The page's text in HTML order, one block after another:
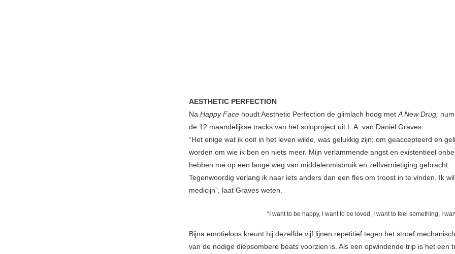
AESTHETIC PERFECTION
Na Happy Face houdt Aesthetic Perfection de glimlach hoog met A New Drug,
de 12 maandelijkse tracks van het soloproject uit L.A. van Daniël Graves.
“Het enige wat ik ooit in het leven wilde, was gelukkig zijn; om geaccepteerd en
worden om wie ik ben en niets meer. Mijn verlammende angst en existentieel
hebben me op een lange weg van middelenmisbruik en zelfvernietiging gebracht.
Tegenwoordig verlang ik naar iets anders dan een fles om troost in te vinden. Ik
medicijn”, laat Graves weten.
“I want to be happy, I want to be loved, I want to feel something, I
Bijna emotieloos kreunt hij dezelfde vijf lijnen repetitief tegen het stroef
van de nodige diepsombere beats voorzien is. Als een opwindende trip is het een